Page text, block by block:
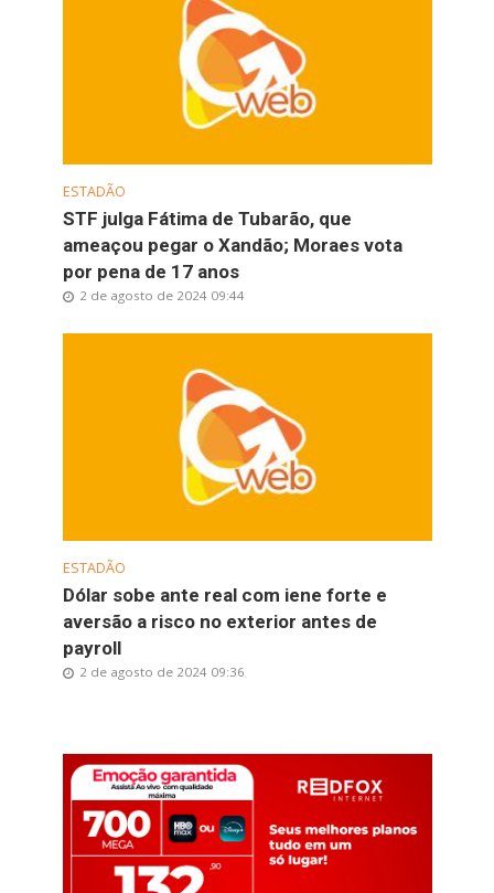
ESTADÃO
STF julga Fátima de Tubarão, que
ameaçou pegar o Xandão; Moraes vota
por pena de 17 anos
2 de agosto de 2024 09:44
ESTADÃO
Dólar sobe ante real com iene forte e
aversão a risco no exterior antes de
payroll
2 de agosto de 2024 09:36